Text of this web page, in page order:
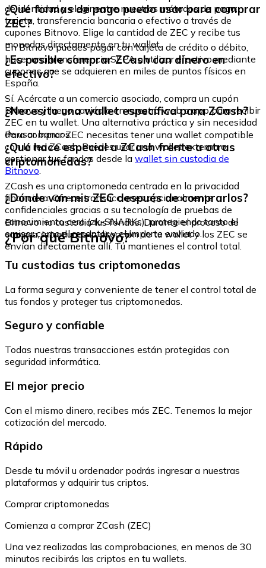
de identidad y elegir entre nuestros métodos de pago:
tarjeta, transferencia bancaria o efectivo a través de
cupones Bitnovo. Elige la cantidad de ZEC y recibe tus
monedas directamente en tu wallet.
¿Qué formas de pago puedo usar para comprar
ZEC?
En Bitnovo puedes pagar con tarjeta de crédito o débito,
hacer una transferencia SEPA o utilizar efectivo mediante
cupones que se adquieren en miles de puntos físicos en
España.
¿Es posible comprar ZCash con dinero en
efectivo?
Sí. Acércate a un comercio asociado, compra un cupón
Bitnovo y luego canjéalo en nuestra web o app para recibir
ZEC en tu wallet. Una alternativa práctica y sin necesidad
de usar bancos.
¿Necesito una wallet específica para ZCash?
Para comprar ZEC necesitas tener una wallet compatible
con la red ZCash. Puedes usar una wallet externa o
gestionar tus fondos desde la wallet sin custodia de
Bitnovo.
¿Qué hace especial a ZCash frente a otras
criptomonedas?
ZCash es una criptomoneda centrada en la privacidad
financiera. Ofrece transacciones opcionalmente
confidenciales gracias a su tecnología de pruebas de
conocimiento cero (zk-SNARKs), protegiendo tanto el
emisor como el receptor y el importe enviado.
¿Dónde van mis ZEC después de comprarlos?
Bitnovo no custodia tus fondos. Durante el proceso de
compra, introduces la dirección de tu wallet y los ZEC se
envían directamente allí. Tú mantienes el control total.
¿Por qué Bitnovo?
Tu custodias tus criptomonedas
La forma segura y conveniente de tener el control total de
tus fondos y proteger tus criptomonedas.
Seguro y confiable
Todas nuestras transacciones están protegidas con
seguridad informática.
El mejor precio
Con el mismo dinero, recibes más ZEC. Tenemos la mejor
cotización del mercado.
Rápido
Desde tu móvil u ordenador podrás ingresar a nuestras
plataformas y adquirir tus criptos.
Comprar criptomonedas
Comienza a comprar ZCash (ZEC)
Una vez realizadas las comprobaciones, en menos de 30
minutos recibirás las criptos en tu wallets.